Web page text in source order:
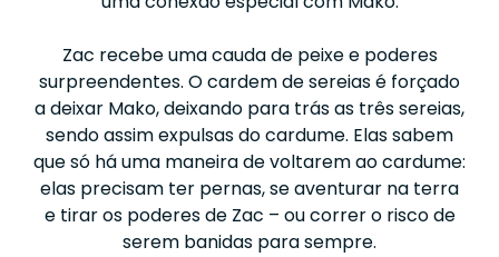
Zac recebe uma cauda de peixe e poderes
surpreendentes. O cardem de sereias é forçado
a deixar Mako, deixando para trás as três sereias,
sendo assim expulsas do cardume. Elas sabem
que só há uma maneira de voltarem ao cardume:
elas precisam ter pernas, se aventurar na terra
e tirar os poderes de Zac – ou correr o risco de
serem banidas para sempre.